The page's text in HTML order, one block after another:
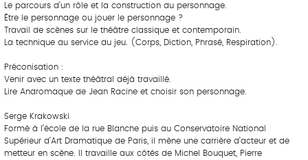
Le parcours d’un rôle et la construction du personnage.
Être le personnage ou jouer le personnage ?
Travail de scènes sur le théâtre classique et contemporain.
La technique au service du jeu. (Corps, Diction, Phrasé, Respiration).
Préconisation :
Venir avec un texte théâtral déjà travaillé.
Lire Andromaque de Jean Racine et choisir son personnage.
Serge Krakowski
Formé à l’école de la rue Blanche puis au Conservatoire National
Supérieur d’Art Dramatique de Paris, il mène une carrière d’acteur et de
metteur en scène. Il travaille aux côtés de Michel Bouquet, Pierre